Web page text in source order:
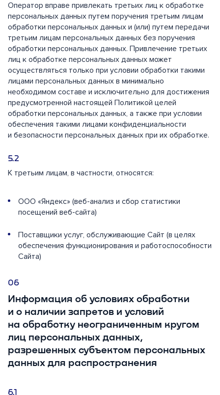
Оператор вправе привлекать третьих лиц к обработке
персональных данных путем поручения третьим лицам
обработки персональных данных и (или) путем передачи
третьим лицам персональных данных без поручения
обработки персональных данных. Привлечение третьих
лиц к обработке персональных данных может
осуществляться только при условии обработки такими
лицами персональных данных в минимально
необходимом составе и исключительно для достижения
предусмотренной настоящей Политикой целей
обработки персональных данных, а также при условии
обеспечения такими лицами конфиденциальности
и безопасности персональных данных при их обработке.
К третьим лицам, в частности, относятся:
ООО «Яндекс» (веб-анализ и сбор статистики
посещений веб-сайта)
Поставщики услуг, обслуживающие Сайт (в целях
обеспечения функционирования и работоспособности
Сайта)
Информация об условиях обработки
и о наличии запретов и условий
на обработку неограниченным кругом
лиц персональных данных,
разрешенных субъектом персональных
данных для распространения